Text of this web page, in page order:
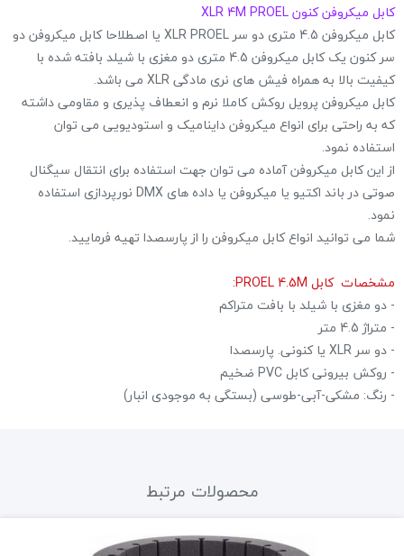
کابل میکروفن کنون XLR 4M PROEL
کابل میکروفن 4.5 متری دو سر XLR PROEL یا اصطلاحا کابل میکروفن دو
سر کنون یک کابل میکروفن 4.5 متری دو مغزی با شیلد بافته شده با
کیفیت بالا به همراه فیش های نری مادگی XLR می باشد.
کابل میکروفن پرویل روکش کاملا نرم و انعطاف پذیری و مقاومی داشته
که به راحتی برای انواع میکروفن داینامیک و استودیویی می توان
استفاده نمود.
از این کابل میکروفن آماده می توان جهت استفاده برای انتقال سیگنال
صوتی در باند اکتیو یا میکروفن یا داده های DMX نورپردازی استفاده
نمود.
شما می توانید انواع کابل میکروفن را از پارسصدا تهیه فرمایید.
مشخصات کابل PROEL 4.5M:
- دو مغزی با شیلد با بافت متراکم
- متراژ 4.5 متر
- دو سر XLR یا کنونی. پارسصدا
- روکش بیرونی کابل PVC ضخیم
- رنگ: مشکی-آبی-طوسی (بستگی به موجودی انبار)
محصولات مرتبط